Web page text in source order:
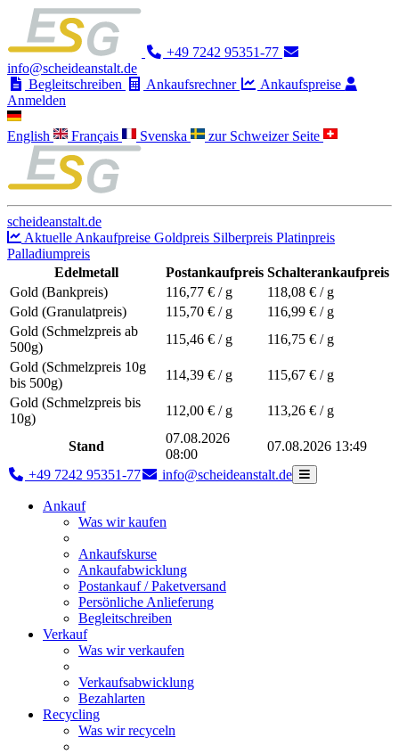
+49 7242 95351-77
info@scheideanstalt.de
Begleitschreiben
Ankaufsrechner
Ankaufspreise
Anmelden
English Français Svenska zur Schweizer Seite
scheideanstalt.de
Aktuelle Ankaufpreise Goldpreis Silberpreis Platinpreis
Palladiumpreis
Edelmetall
Postankaufpreis Schalterankaufpreis
Gold (Bankpreis)
116,77 € / g 118,08 € / g
Gold (Granulatpreis)
115,70 € / g 116,99 € / g
Gold (Schmelzpreis ab
500g)
115,46 € / g 116,75 € / g
Gold (Schmelzpreis 10g
bis 500g)
114,39 € / g 115,67 € / g
Gold (Schmelzpreis bis
10g)
112,00 € / g 113,26 € / g
Stand
07.08.2026
08:00
07.08.2026 13:49
+49 7242 95351-77 info@scheideanstalt.de
Ankauf
Was wir kaufen
Ankaufskurse
Ankaufabwicklung
Postankauf / Paketversand
Persönliche Anlieferung
Begleitschreiben
Verkauf
Was wir verkaufen
Verkaufsabwicklung
Bezahlarten
Recycling
Was wir recyceln